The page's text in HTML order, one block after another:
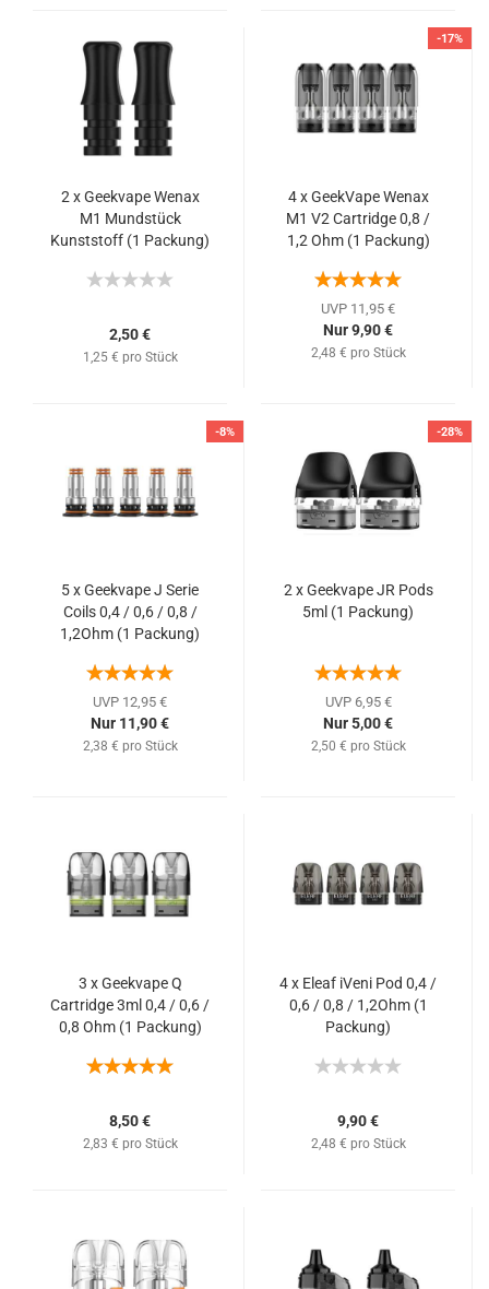
2 x Geekvape Wenax
M1 Mundstück
Kunststoff (1 Packung)
2,50 €
1,25 € pro Stück
-17%
4 x GeekVape Wenax
M1 V2 Cartridge 0,8 /
1,2 Ohm (1 Packung)
UVP 11,95 €
Nur 9,90 €
2,48 € pro Stück
-8%
5 x Geekvape J Serie
Coils 0,4 / 0,6 / 0,8 /
1,2Ohm (1 Packung)
UVP 12,95 €
Nur 11,90 €
2,38 € pro Stück
-28%
2 x Geekvape JR Pods
5ml (1 Packung)
UVP 6,95 €
Nur 5,00 €
2,50 € pro Stück
3 x Geekvape Q
Cartridge 3ml 0,4 / 0,6 /
0,8 Ohm (1 Packung)
8,50 €
2,83 € pro Stück
4 x Eleaf iVeni Pod 0,4 /
0,6 / 0,8 / 1,2Ohm (1
Packung)
9,90 €
2,48 € pro Stück